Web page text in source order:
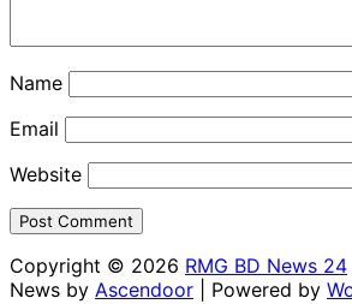
Name
Email
Website
Copyright © 2026 RMG BD News 24
News by Ascendoor | Powered by